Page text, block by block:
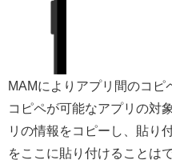
MAMによりアプリ間のコピ
コピペが可能なアプリの対
リの情報をコピーし、貼り
をここに貼り付けることは